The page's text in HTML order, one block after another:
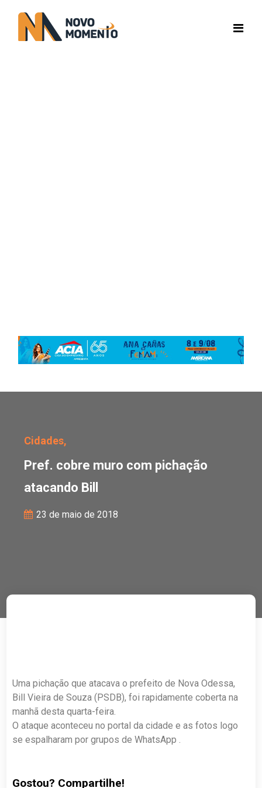
Cidades,
Pref. cobre muro com pichação
atacando Bill
23 de maio de 2018
Uma pichação que atacava o prefeito de Nova Odessa,
Bill Vieira de Souza (PSDB), foi rapidamente coberta na
manhã desta quarta-feira.
O ataque aconteceu no portal da cidade e as fotos logo
se espalharam por grupos de WhatsApp .
Gostou? Compartilhe!